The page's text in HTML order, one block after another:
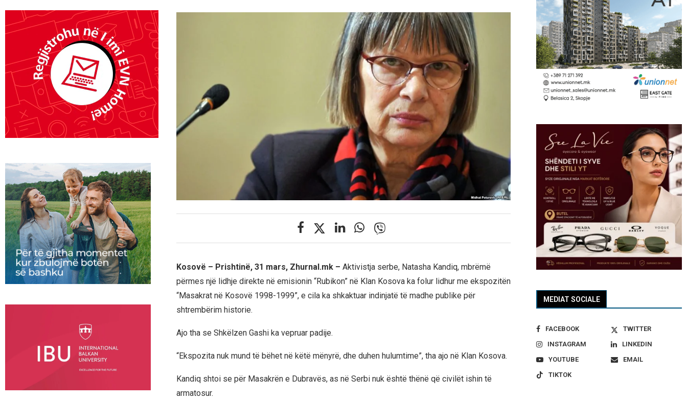
Kosovë – Prishtinë, 31 mars, Zhurnal.mk – Aktivistja serbe, Natasha Kandiq, mbrëmë
përmes një lidhje direkte në emisionin “Rubikon” në Klan Kosova ka folur lidhur me ekspozitën
“Masakrat në Kosovë 1998-1999”, e cila ka shkaktuar indinjatë të madhe publike për
shtrembërim historie.
Ajo tha se Shkëlzen Gashi ka vepruar padije.
“Ekspozita nuk mund të bëhet në këtë mënyrë, dhe duhen hulumtime”, tha ajo në Klan Kosova.
Kandiq shtoi se për Masakrën e Dubravës, as në Serbi nuk është thënë që civilët ishin të
armatosur.
MEDIAT SOCIALE
FACEBOOK
TWITTER
INSTAGRAM
LINKEDIN
YOUTUBE
EMAIL
TIKTOK